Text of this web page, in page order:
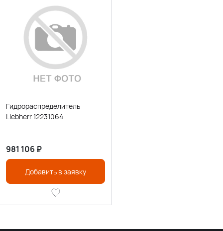
Гидрораспределитель
Liebherr 12231064
981 106 ₽
Добавить в заявку